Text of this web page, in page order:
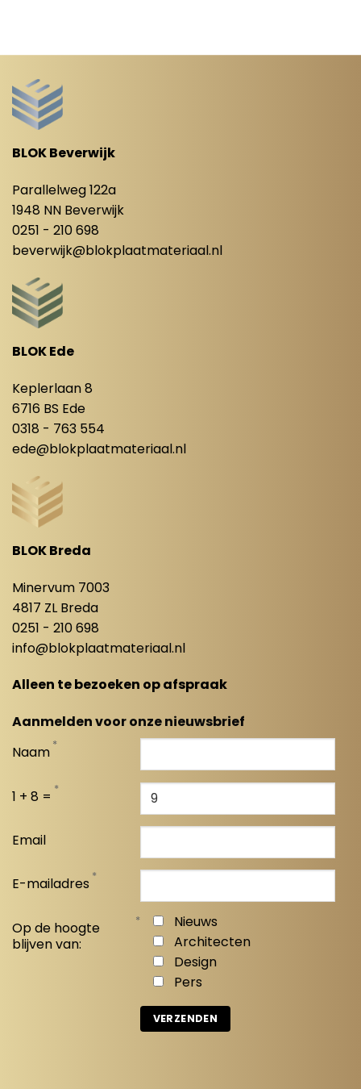
BLOK Beverwijk
Parallelweg 122a
1948 NN Beverwijk
0251 - 210 698
beverwijk@blokplaatmateriaal.nl
BLOK Ede
Keplerlaan 8
6716 BS Ede
0318 - 763 554
ede@blokplaatmateriaal.nl
BLOK Breda
Minervum 7003
4817 ZL Breda
0251 - 210 698
info@blokplaatmateriaal.nl
Alleen te bezoeken op afspraak
Aanmelden voor onze nieuwsbrief
Naam *
1 + 8 = *
Email
E-mailadres *
Op de hoogte
blijven van:
*
Nieuws
Architecten
Design
Pers